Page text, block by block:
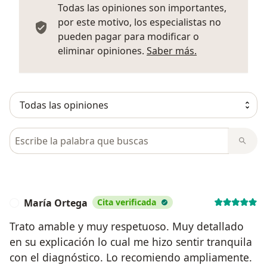
Todas las opiniones son importantes,
por este motivo, los especialistas no
pueden pagar para modificar o
eliminar opiniones. Saber más.
Busca en opiniones
María Ortega Cita verificada
Trato amable y muy respetuoso. Muy detallado
en su explicación lo cual me hizo sentir tranquila
con el diagnóstico. Lo recomiendo ampliamente.